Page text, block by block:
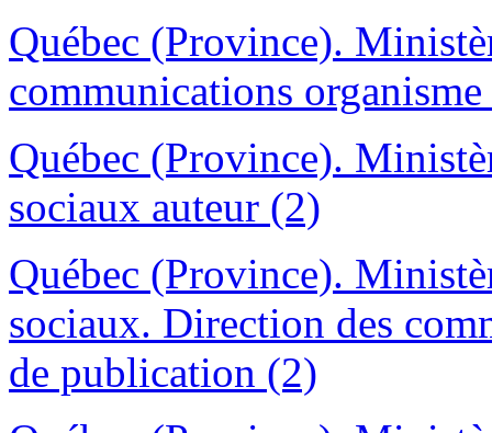
Québec (Province).
communications
Québec (Province).
sociaux auteur (2)
Québec (Province).
sociaux. Direction des
de publication (2)